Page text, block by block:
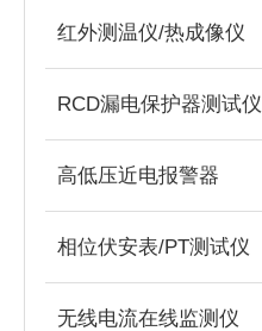
红外测温仪/热成像仪
RCD漏电保护器测试仪
高低压近电报警器
相位伏安表/PT测试仪
无线电流在线监测仪